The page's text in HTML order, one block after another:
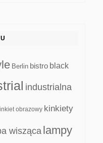
Berlin bistro black
industrialna
obrazowy kinkiety
wisząca lampy